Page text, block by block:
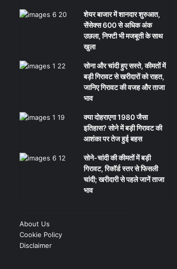
शेयर बाजार में शानदार शुरुआत,
सेंसेक्स 600 से अधिक अंक
उछला, निफ्टी भी मजबूती के साथ
खुला
सोना और चांदी हुए सस्ते, कीमतों में
बड़ी गिरावट से खरीदारों को राहत,
जानिए गिरावट की वजह और ताजा
भाव
क्या दोहराएगा 1980 जैसा
इतिहास? सोने में बड़ी गिरावट की
आशंका पर तेज हुई बहस
सोने-चांदी की कीमतों में बड़ी
गिरावट, रिकॉर्ड स्तर से फिसली
चांदी; खरीदारी से पहले जानें ताजा
भाव
About Us
Cookie Policy
Disclaimer